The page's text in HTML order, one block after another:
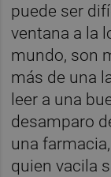
puede ser
ventana a la
mundo, son
más de una
leer a una
desamparo
una
quien vacila